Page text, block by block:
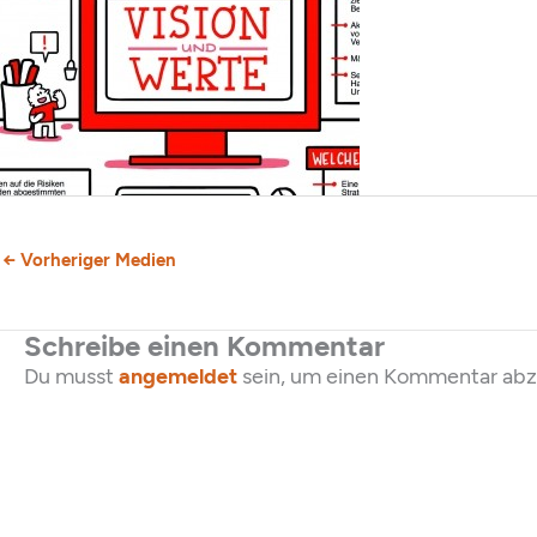
← Vorheriger Medien
Schreibe einen Kommentar
Du musst angemeldet sein, um einen Kommentar